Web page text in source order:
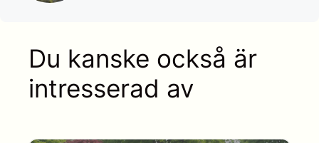
Du kanske också är
intresserad av